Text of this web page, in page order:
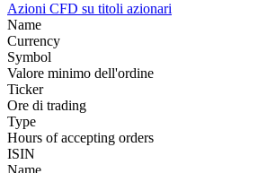
Azioni CFD su titoli azionari
Name
Currency
Symbol
Valore minimo dell'ordine
Ticker
Ore di trading
Type
Hours of accepting orders
ISIN